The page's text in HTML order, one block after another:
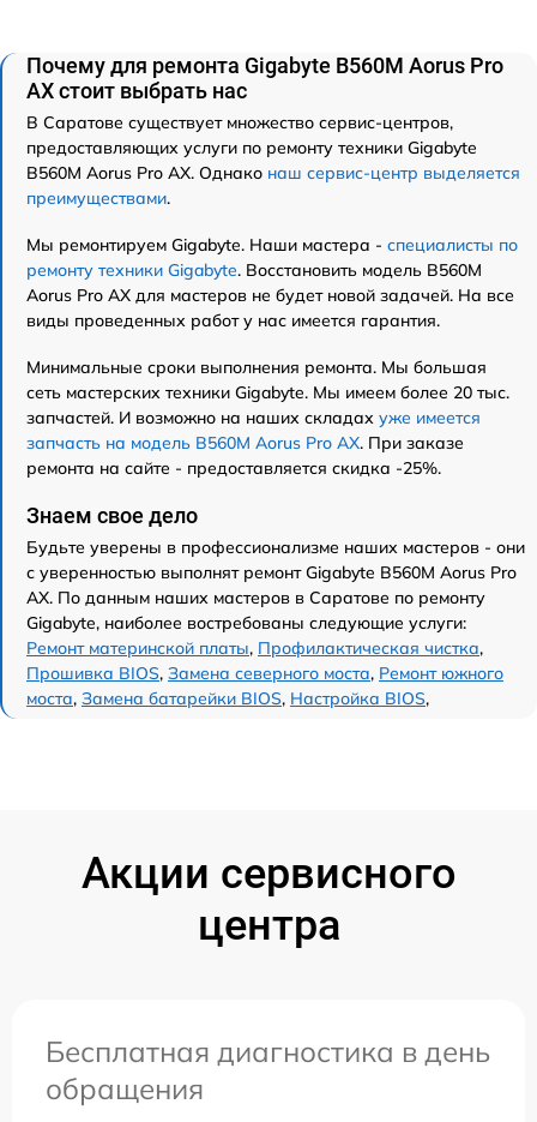
Почему для ремонта Gigabyte B560M Aorus Pro
AX стоит выбрать нас
В Саратове существует множество сервис-центров,
предоставляющих услуги по ремонту техники Gigabyte
B560M Aorus Pro AX. Однако наш сервис-центр выделяется
преимуществами.
Мы ремонтируем Gigabyte. Наши мастера - специалисты по
ремонту техники Gigabyte. Восстановить модель B560M
Aorus Pro AX для мастеров не будет новой задачей. На все
виды проведенных работ у нас имеется гарантия.
Минимальные сроки выполнения ремонта. Мы большая
сеть мастерских техники Gigabyte. Мы имеем более 20 тыс.
запчастей. И возможно на наших складах уже имеется
запчасть на модель B560M Aorus Pro AX. При заказе
ремонта на сайте - предоставляется скидка -25%.
Знаем свое дело
Будьте уверены в профессионализме наших мастеров - они
с уверенностью выполнят ремонт Gigabyte B560M Aorus Pro
AX. По данным наших мастеров в Саратове по ремонту
Gigabyte, наиболее востребованы следующие услуги:
Ремонт материнской платы, Профилактическая чистка,
Прошивка BIOS, Замена северного моста, Ремонт южного
моста, Замена батарейки BIOS, Настройка BIOS,
Акции сервисного
центра
Бесплатная диагностика в день
обращения